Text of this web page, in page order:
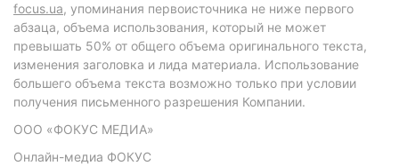
focus.ua, упоминания первоисточника не ниже первого
абзаца, объема использования, который не может
превышать 50% от общего объема оригинального текста,
изменения заголовка и лида материала. Использование
большего объема текста возможно только при условии
получения письменного разрешения Компании.
ООО «ФОКУС МЕДИА»
Онлайн-медиа ФОКУС